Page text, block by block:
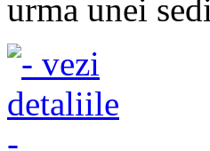
urma unei